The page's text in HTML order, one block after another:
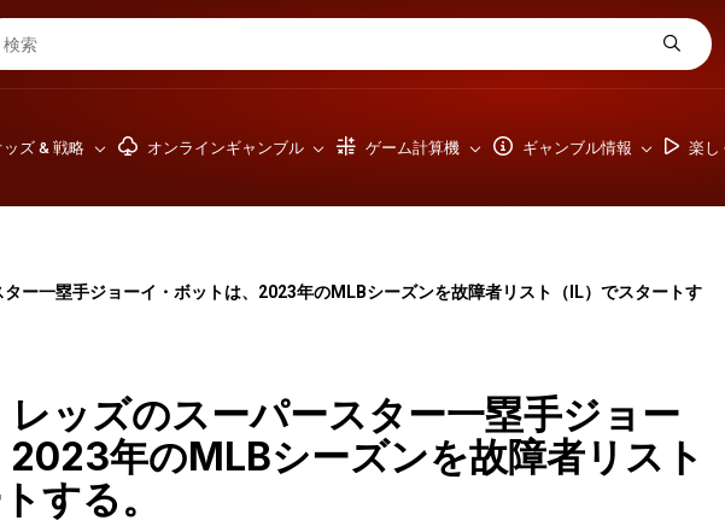
ッズ & 戦略 オンラインギャンブル ゲーム計算機 ギャンブル情報 楽し
ー一塁手ジョーイ・ボットは、2023年のMLBシーズンを故障者リスト（IL）でスタートす
ッズのスーパースター一塁手ジョー
年のMLBシーズンを故障者リスト
する。